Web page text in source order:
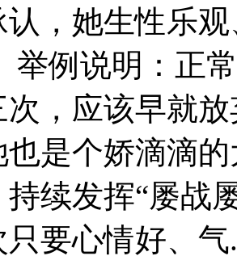
认，她生性乐
举例说明：正
次，应该早就
也是个娇滴滴
持续发挥“屡战
只要心情好、气